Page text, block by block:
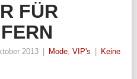
FÜR
2013 Mode, VIP's
Keine